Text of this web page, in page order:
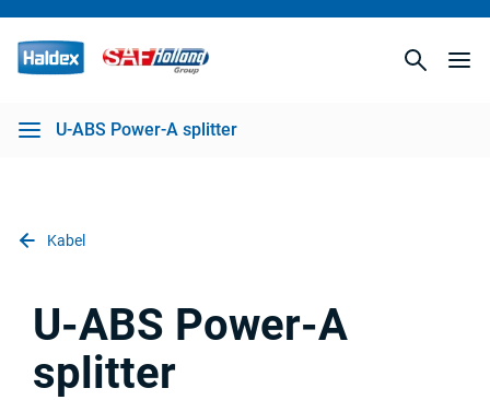
U-ABS Power-A splitter
Kabel
U-ABS Power-A
splitter